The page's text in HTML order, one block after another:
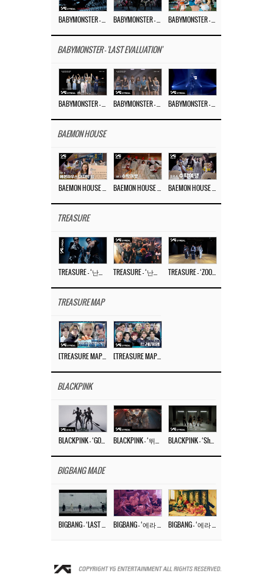
BABYMONSTER - 'LAST EVALUATION'
BAEMON HOUSE
TREASURE
TREASURE MAP
BLACKPINK
BIGBANG MADE